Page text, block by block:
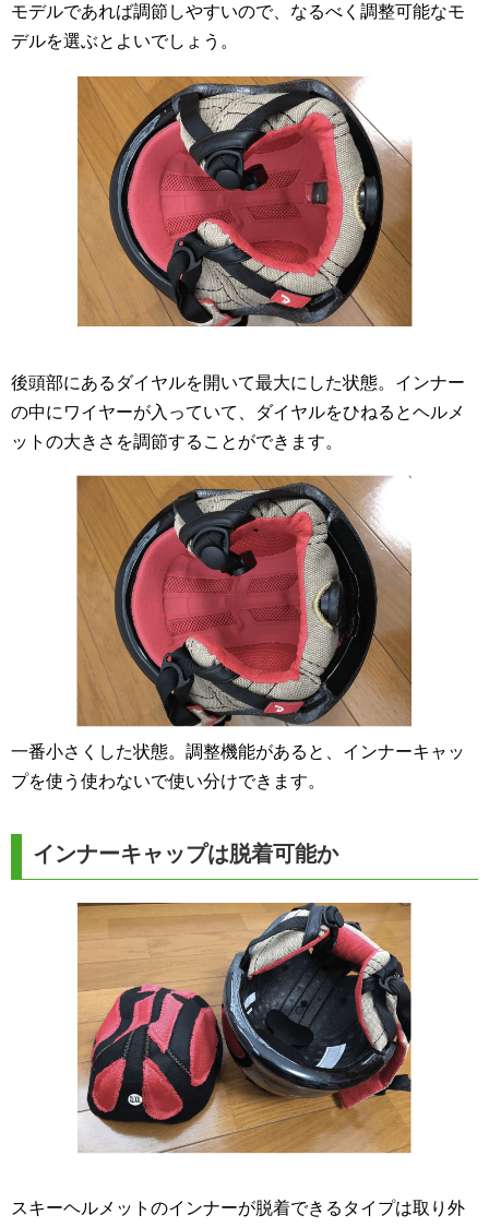
モデルであれば調節しやすいので、なるべく調整可能なモ
デルを選ぶとよいでしょう。
後頭部にあるダイヤルを開いて最大にした状態。インナー
の中にワイヤーが入っていて、ダイヤルをひねるとヘルメ
ットの大きさを調節することができます。
一番小さくした状態。調整機能があると、インナーキャッ
プを使う使わないで使い分けできます。
インナーキャップは脱着可能か
スキーヘルメットのインナーが脱着できるタイプは取り外